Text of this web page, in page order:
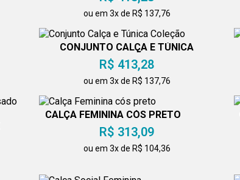
ou em 3x de R$ 137,76
CONJUNTO CALÇA E TÚNICA
COLEÇÃO
R$ 413,28
ou em 3x de R$ 137,76
CALÇA FEMININA CÓS PRETO
R$ 313,09
ou em 3x de R$ 104,36